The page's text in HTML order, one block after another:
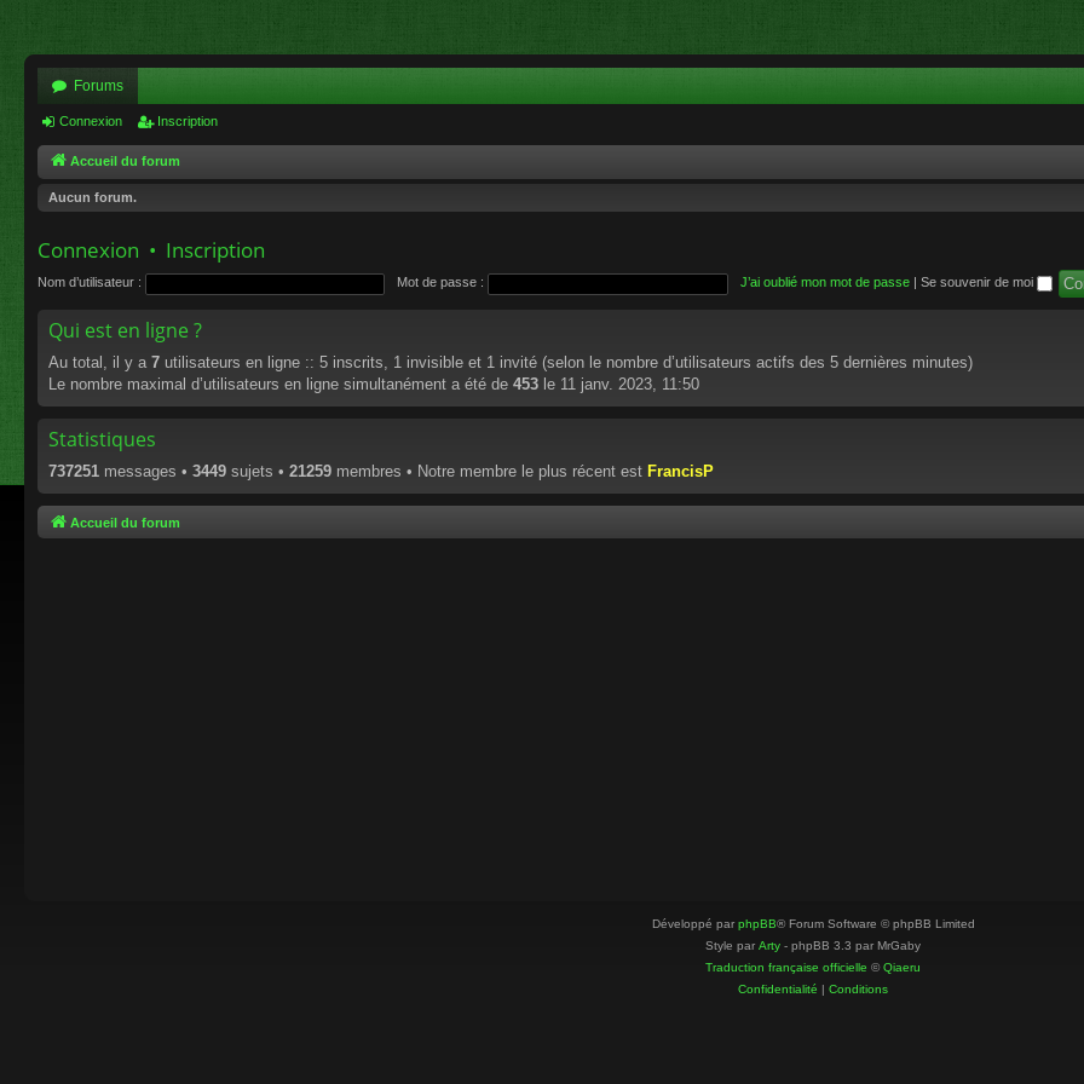
Forums
Connexion Inscription
Accueil du forum
Aucun forum.
Connexion • Inscription
Nom d’utilisateur : Mot de passe : J’ai oublié mon mot de passe Se souvenir de moi
Qui est en ligne ?
Au total, il y a 7 utilisateurs en ligne :: 5 inscrits, 1 invisible et 1 invité (selon le nombre d’utilisateurs actifs des 5 dernières minutes)
Le nombre maximal d’utilisateurs en ligne simultanément a été de 453 le 11 janv. 2023, 11:50
Statistiques
737251 messages • 3449 sujets • 21259 membres • Notre membre le plus récent est FrancisP
Accueil du forum
Développé par phpBB® Forum Software © phpBB Limited
Style par Arty - phpBB 3.3 par MrGaby
Traduction française officielle ©Qiaeru
Confidentialité | Conditions